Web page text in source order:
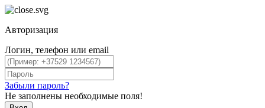
Авторизация
Логин, телефон или email
Забыли пароль?
Не заполнены необходимые поля!